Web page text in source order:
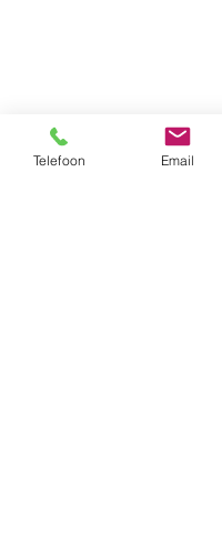
Telefoon Email